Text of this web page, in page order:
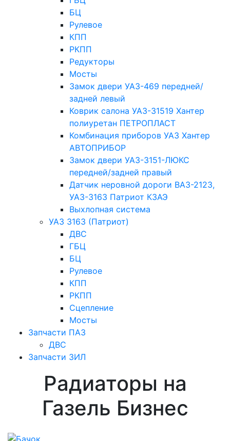
БЦ
Рулевое
КПП
РКПП
Редукторы
Мосты
Замок двери УАЗ-469 передней/
задней левый
Коврик салона УАЗ-31519 Хантер
полиуретан ПЕТРОПЛАСТ
Комбинация приборов УАЗ Хантер
АВТОПРИБОР
Замок двери УАЗ-3151-ЛЮКС
передней/задней правый
Датчик неровной дороги ВАЗ-2123,
УАЗ-3163 Патриот КЗАЭ
Выхлопная система
УАЗ 3163 (Патриот)
ДВС
ГБЦ
БЦ
Рулевое
КПП
РКПП
Сцепление
Мосты
Запчасти ПАЗ
ДВС
Запчасти ЗИЛ
Радиаторы на
Газель Бизнес